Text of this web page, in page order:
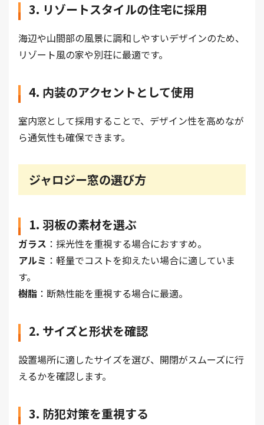
3. リゾートスタイルの住宅に採用
海辺や山間部の風景に調和しやすいデザインのため、
リゾート風の家や別荘に最適です。
4. 内装のアクセントとして使用
室内窓として採用することで、デザイン性を高めなが
ら通気性も確保できます。
ジャロジー窓の選び方
1. 羽板の素材を選ぶ
ガラス ：採光性を重視する場合におすすめ。
アルミ ：軽量でコストを抑えたい場合に適していま
す。
樹脂 ：断熱性能を重視する場合に最適。
2. サイズと形状を確認
設置場所に適したサイズを選び、開閉がスムーズに行
えるかを確認します。
3. 防犯対策を重視する